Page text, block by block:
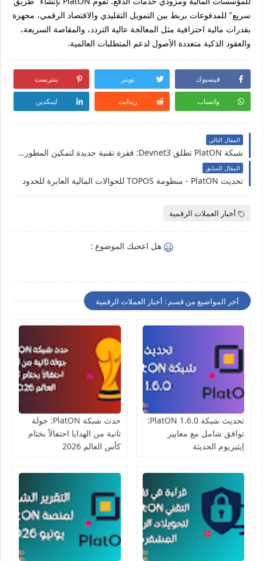
سريع" للمدفوعات يربط بين التمويل التقليدي والاقتصاد الرقمي، مجهزة
بقدرات مالية احترافية مثل المعالجة عالية التردد، والمقاصة السريعة،
والعقود الذكية متعددة الأصول لدعم المتطلبات العالمية.
فيسبوك تويتر بنترست
واتساب ريدايت لينكدين
المقال التالي
شبكة PlatON تطلق Devnet3: قفزة تقنية جديدة لتمكين المطورين وبناء مستقبل الويب 3
المقال السابق
تحديث PlatON - منظومة TOPOS للحوالات المالية العابرة للحدود
أخبار العملات الرقمية
هل اعجبك الموضوع :
أخر المواضيع من قسم : أخبار العملات الرقمية
تحديث شبكة PlatON 1.6.0:
توافق شامل مع معايير
إيثيريوم الحديثة
حدث شبكة PlatON: جولة
ثانية من الهدايا احتفالاً بختام
كأس العالم 2026